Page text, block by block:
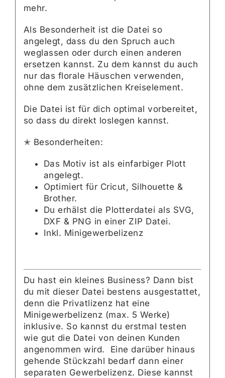
mehr.
Als Besonderheit ist die Datei so
angelegt, dass du den Spruch auch
weglassen oder durch einen anderen
ersetzen kannst. Zu dem kannst du auch
nur das florale Häuschen verwenden,
ohne dem zusätzlichen Kreiselement.
Die Datei ist für dich optimal vorbereitet,
so dass du direkt loslegen kannst.
✭ Besonderheiten:
Das Motiv ist als einfarbiger Plott
angelegt.
Optimiert für Cricut, Silhouette &
Brother.
Du erhälst die Plotterdatei als SVG,
DXF & PNG in einer ZIP Datei.
Inkl. Minigewerbelizenz
Du hast ein kleines Business? Dann bist
du mit dieser Datei bestens ausgestattet,
denn die Privatlizenz hat eine
Minigewerbelizenz (max. 5 Werke)
inklusive. So kannst du erstmal testen
wie gut die Datei von deinen Kunden
angenommen wird. Eine darüber hinaus
gehende Stückzahl bedarf dann einer
separaten Gewerbelizenz. Diese kannst